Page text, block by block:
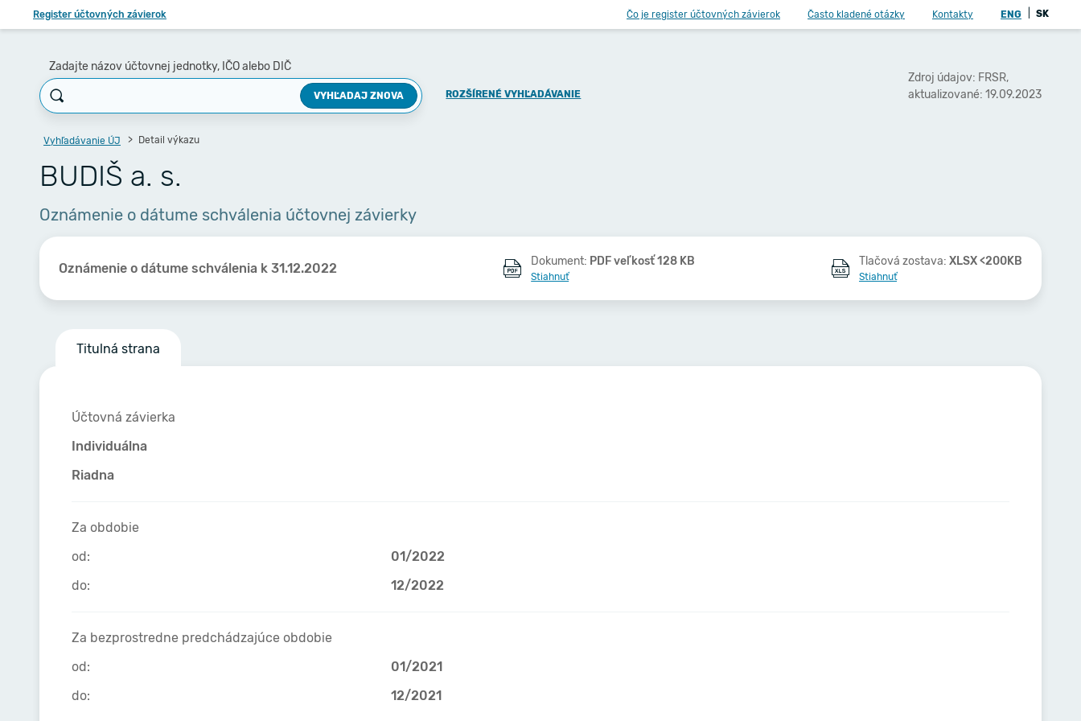
Register účtovných závierok Čo je register účtovných závierok Často kladené otázky Kontakty ENG SK
Zadajte názov účtovnej jednotky, IČO alebo DIČ
VYHĽADAJ ZNOVA ROZŠÍRENÉ VYHĽADÁVANIE
Zdroj údajov: FRSR,
aktualizované: 19.09.2023
Vyhľadávanie ÚJ Detail výkazu
BUDIŠ a. s.
Oznámenie o dátume schválenia účtovnej závierky
Oznámenie o dátume schválenia k 31.12.2022 Dokument: PDF veľkosť 128 KB
Stiahnuť
Tlačová zostava: XLSX <200KB
Stiahnuť
Titulná strana
Účtovná závierka
Individuálna
Riadna
Za obdobie
od:
01/2022
do:
12/2022
Za bezprostredne predchádzajúce obdobie
od:
01/2021
do:
12/2021